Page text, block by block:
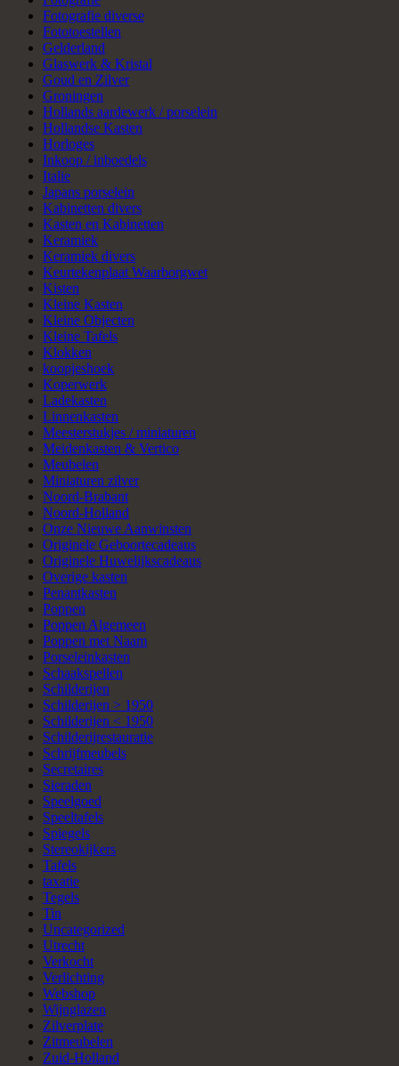
Fotografie diverse
Fototoestellen
Gelderland
Glaswerk & Kristal
Goud en Zilver
Groningen
Hollands aardewerk / porselein
Hollandse Kasten
Horloges
Inkoop / inboedels
Italie
Japans porselein
Kabinetten divers
Kasten en Kabinetten
Keramiek
Keramiek divers
Keurtekenplaat Waarborgwet
Kisten
Kleine Kasten
Kleine Objecten
Kleine Tafels
Klokken
koopjeshoek
Koperwerk
Ladekasten
Linnenkasten
Meesterstukjes / miniaturen
Meidenkasten & Vertico
Meubelen
Miniaturen zilver
Noord-Brabant
Noord-Holland
Onze Nieuwe Aanwinsten
Originele Geboortecadeaus
Originele Huwelijkscadeaus
Overige kasten
Penantkasten
Poppen
Poppen Algemeen
Poppen met Naam
Porseleinkasten
Schaakspellen
Schilderijen
Schilderijen > 1950
Schilderijen < 1950
Schilderijrestauratie
Schrijfmeubels
Secretaires
Sieraden
Speelgoed
Speeltafels
Spiegels
Stereokijkers
Tafels
taxatie
Tegels
Tin
Uncategorized
Utrecht
Verkocht
Verlichting
Webshop
Wijnglazen
Zilverplate
Zitmeubelen
Zuid-Holland